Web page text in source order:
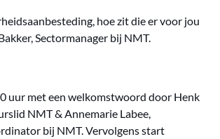
hoe zit die er voor jou
Sectormanager bij NMT.
uur met een welkomstwoord door Henk
NMT & Annemarie Labee,
bij NMT. Vervolgens start